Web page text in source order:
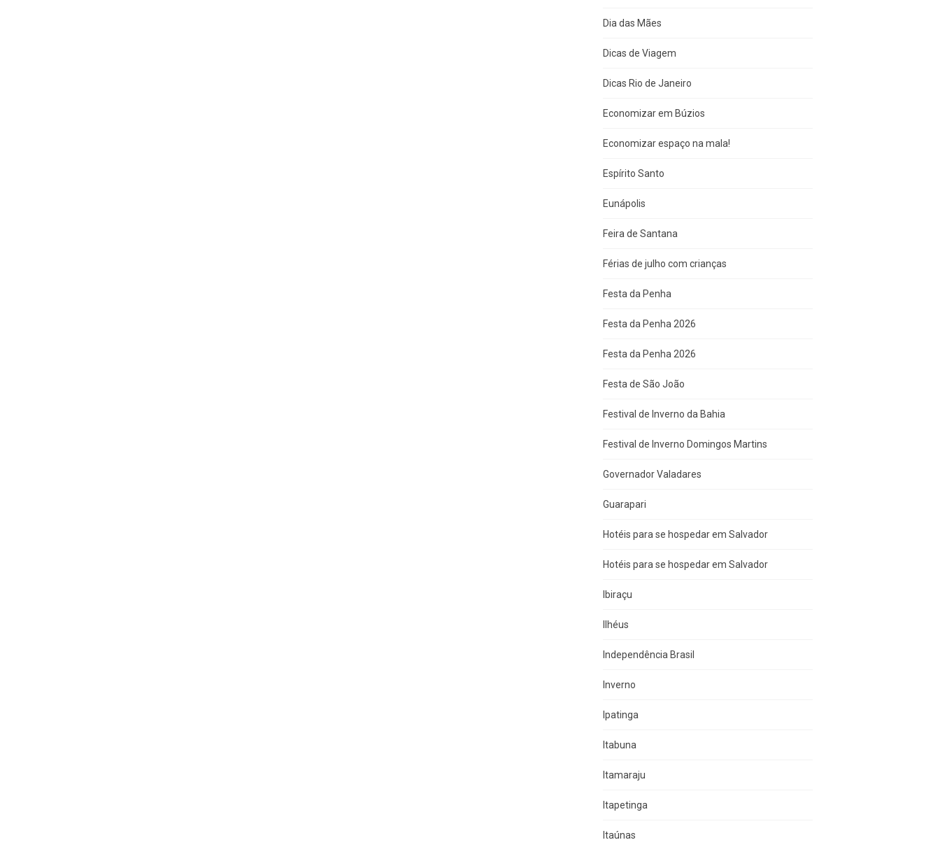
Dia das Mães
Dicas de Viagem
Dicas Rio de Janeiro
Economizar em Búzios
Economizar espaço na mala!
Espírito Santo
Eunápolis
Feira de Santana
Férias de julho com crianças
Festa da Penha
Festa da Penha 2026
Festa da Penha 2026
Festa de São João
Festival de Inverno da Bahia
Festival de Inverno Domingos Martins
Governador Valadares
Guarapari
Hotéis para se hospedar em Salvador
Hotéis para se hospedar em Salvador
Ibiraçu
Ilhéus
Independência Brasil
Inverno
Ipatinga
Itabuna
Itamaraju
Itapetinga
Itaúnas